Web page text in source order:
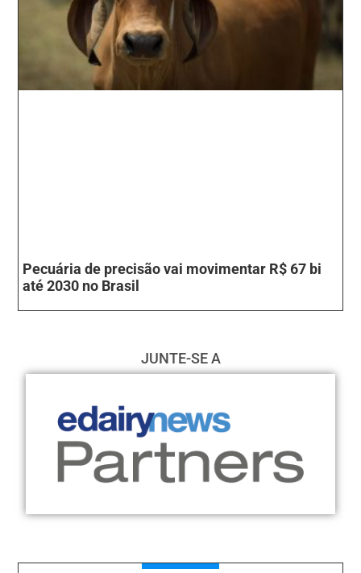
Pecuária de precisão vai movimentar R$ 67 bi
até 2030 no Brasil
JUNTE-SE A